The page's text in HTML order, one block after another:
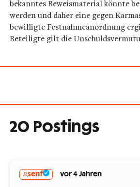
bekanntes Beweismaterial könnte
werden und daher eine gegen
bewilligte Festnahmeanordnung
Beteiligte gilt die
20 Postings
senf vor 4 Jahren